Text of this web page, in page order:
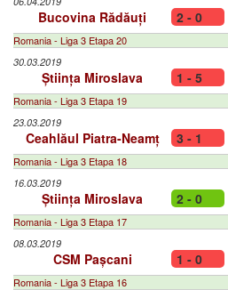
Bucovina Rădăuți 2 - 0
Romania - Liga 3 Etapa 20
30.03.2019
Știința Miroslava 1 - 5
Romania - Liga 3 Etapa 19
23.03.2019
Ceahlăul Piatra-Neamț 3 - 1
Romania - Liga 3 Etapa 18
16.03.2019
Știința Miroslava 2 - 0
Romania - Liga 3 Etapa 17
08.03.2019
CSM Pașcani 1 - 0
Romania - Liga 3 Etapa 16